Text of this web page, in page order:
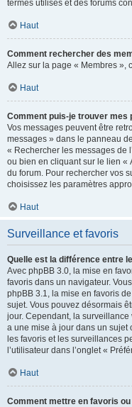
termes utilisés et des forums
Haut
Comment rechercher des
Allez sur la page « Membres »,
Haut
Comment puis-je trouver
Vos messages peuvent être
messages » dans le panneau
« Rechercher les messages de
ou bien en cliquant sur le lien «
du forum. Pour rechercher vos
choisissez les paramètres
Haut
Surveillance et favoris
Quelle est la différence entre
Avec phpBB 3.0, la mise en
favoris dans un navigateur.
phpBB 3.1, la mise en favoris
sujet. Vous pouvez désormais
jour. Cependant, la surveillance
a une mise à jour dans un sujet
les favoris et les surveillances
l’utilisateur dans l’onglet «
Haut
Comment mettre en favoris